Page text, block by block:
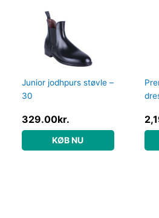
Junior jodhpurs støvle –
30
329.00kr.
KØB NU